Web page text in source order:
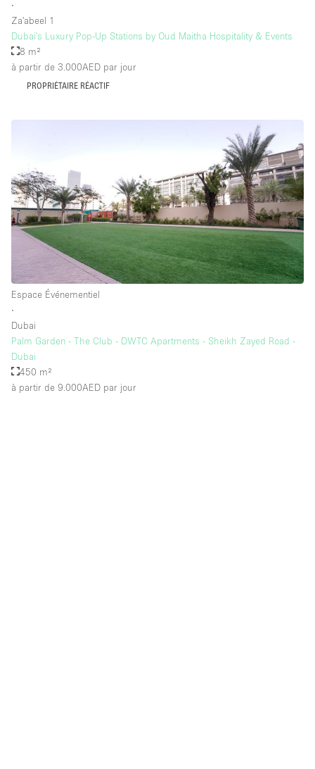
∙
Za'abeel 1
Dubai's Luxury Pop-Up Stations by Oud Maitha Hospitality & Events
8 m²
à partir de 3.000AED par jour
PROPRIÉTAIRE RÉACTIF
Espace Événementiel
∙
Dubai
Palm Garden - The Club - DWTC Apartments - Sheikh Zayed Road -
Dubai
450 m²
à partir de 9.000AED par jour